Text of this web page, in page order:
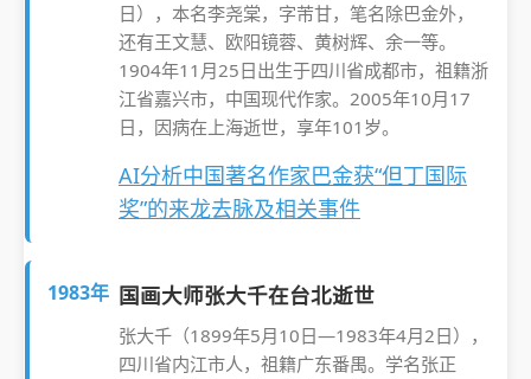
日），本名李尧棠，字芾甘，笔名除巴金外，
还有王文慧、欧阳镜蓉、黄树辉、余一等。
1904年11月25日出生于四川省成都市，祖籍浙
江省嘉兴市，中国现代作家。2005年10月17
日，因病在上海逝世，享年101岁。
AI分析中国著名作家巴金获“但丁国际
奖”的来龙去脉及相关事件
1983年 国画大师张大千在台北逝世
张大千（1899年5月10日—1983年4月2日），
四川省内江市人，祖籍广东番禺。学名张正